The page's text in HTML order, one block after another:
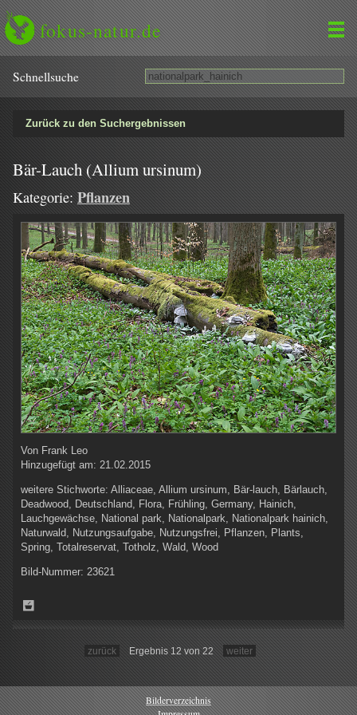
fokus-natur.de
Schnell­suche
Zurück zu den Suchergebnissen
Bär-Lauch (Allium ursinum)
Kategorie: Pflanzen
Von Frank Leo
Hinzugefügt am: 21.02.2015
weitere Stichworte: Alliaceae, Allium ursinum, Bär-lauch, Bärlauch,
Deadwood, Deutschland, Flora, Frühling, Germany, Hainich,
Lauchgewächse, National park, Nationalpark, Nationalpark hainich,
Naturwald, Nutzungsaufgabe, Nutzungsfrei, Pflanzen, Plants,
Spring, Totalreservat, Totholz, Wald, Wood
Bild-Nummer: 23621
zurück Ergebnis 12 von 22 weiter
Bilderverzeichnis